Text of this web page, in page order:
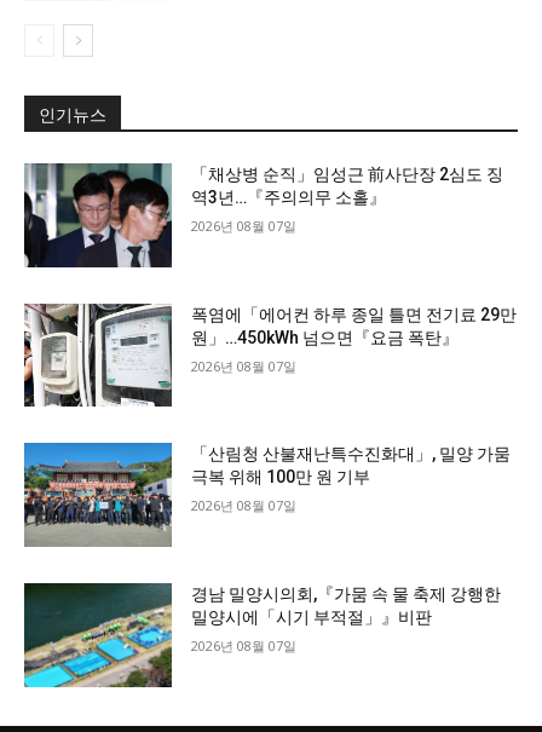
인기뉴스
「채상병 순직」임성근 前사단장 2심도 징
역3년…『주의의무 소홀』
2026년 08월 07일
폭염에「에어컨 하루 종일 틀면 전기료 29만
원」…450kWh 넘으면『요금 폭탄』
2026년 08월 07일
「산림청 산불재난특수진화대」, 밀양 가뭄
극복 위해 100만 원 기부
2026년 08월 07일
경남 밀양시의회,『가뭄 속 물 축제 강행한
밀양시에「시기 부적절」』비판
2026년 08월 07일